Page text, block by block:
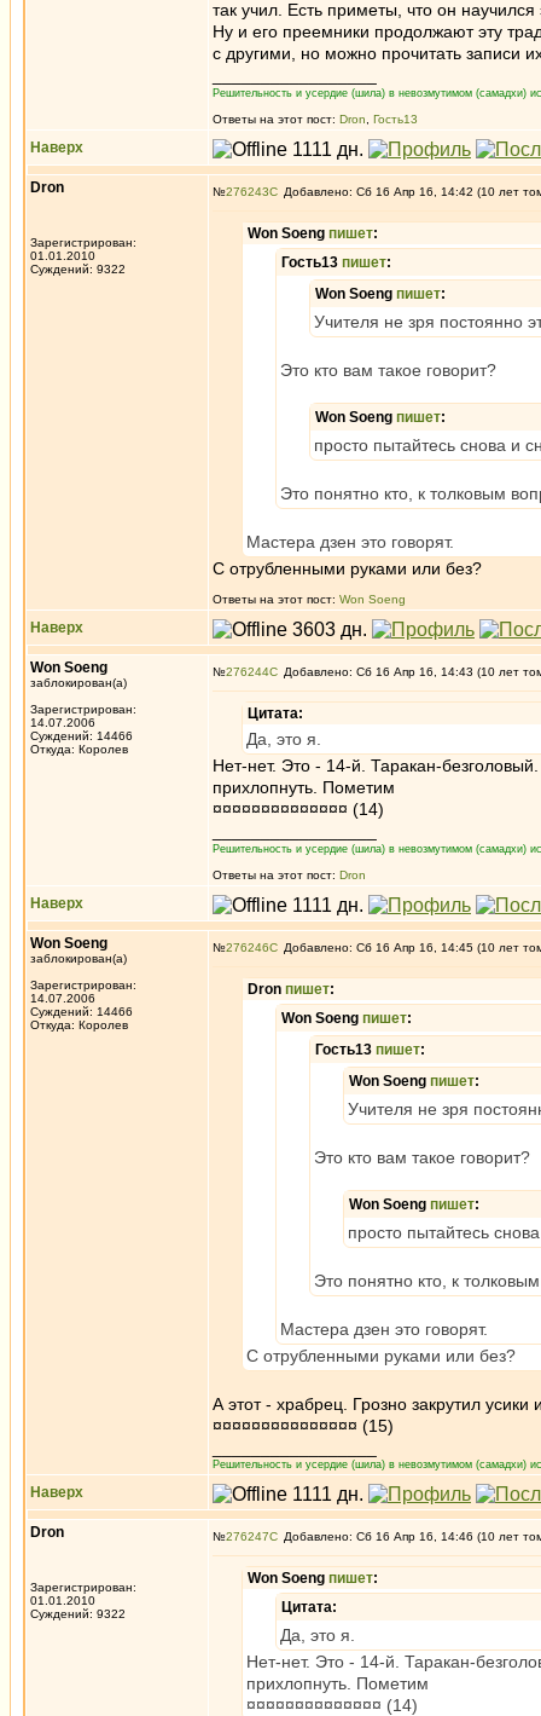
так учил. Есть приметы, что он
Ну и его преемники продолжают эту
с другими, но можно прочитать записи
Решительность и усердие (шила) в невозмутимом (самадхи)
Ответы на этот пост: Dron Гость13
Наверх
Dron
Зарегистрирован:
01.01.2010
Суждений: 9322
№276243 Добавлено: Сб 16 Апр 16, 14:42 (10 лет
Won Soeng пишет:
Гость13 пишет:
Won Soeng пишет:
Учителя не зря постоянно
Это кто вам такое говорит?
Won Soeng пишет:
просто пытайтесь снова и
Это понятно кто, к толковым
Мастера дзен это говорят.
С отрубленными руками или без?
Ответы на этот пост: Won Soeng
Наверх
Won Soeng
заблокирован(а)
Зарегистрирован:
14.07.2006
Суждений: 14466
Откуда: Королев
№276244 Добавлено: Сб 16 Апр 16, 14:43 (10 лет
Цитата:
Да, это я.
Нет-нет. Это - 14-й. Таракан-
прихлопнуть. Пометим
¤¤¤¤¤¤¤¤¤¤¤¤¤¤ (14)
Решительность и усердие (шила) в невозмутимом (самадхи)
Ответы на этот пост: Dron
Наверх
Won Soeng
заблокирован(а)
Зарегистрирован:
14.07.2006
Суждений: 14466
Откуда: Королев
№276246 Добавлено: Сб 16 Апр 16, 14:45 (10 лет
Dron пишет:
Won Soeng пишет:
Гость13 пишет:
Won Soeng пишет:
Учителя не зря
Это кто вам такое говорит?
Won Soeng пишет:
просто пытайтесь
Это понятно кто, к
Мастера дзен это говорят.
С отрубленными руками или без?
А этот - храбрец. Грозно закрутил
¤¤¤¤¤¤¤¤¤¤¤¤¤¤¤ (15)
Решительность и усердие (шила) в невозмутимом (самадхи)
Наверх
Dron
Зарегистрирован:
01.01.2010
Суждений: 9322
№276247 Добавлено: Сб 16 Апр 16, 14:46 (10 лет
Won Soeng пишет:
Цитата:
Да, это я.
Нет-нет. Это - 14-й. Таракан-
прихлопнуть. Пометим
¤¤¤¤¤¤¤¤¤¤¤¤¤¤ (14)